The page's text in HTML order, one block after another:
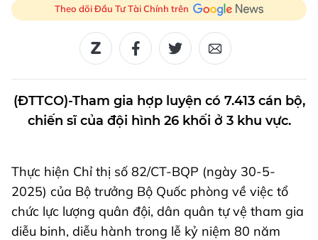
Theo dõi Đầu Tư Tài Chính trên
(ĐTTCO)-Tham gia hợp luyện có 7.413 cán bộ,
chiến sĩ của đội hình 26 khối ở 3 khu vực.
Thực hiện Chỉ thị số 82/CT-BQP (ngày 30-5-
2025) của Bộ trưởng Bộ Quốc phòng về việc tổ
chức lực lượng quân đội, dân quân tự vệ tham gia
diễu binh, diễu hành trong lễ kỷ niệm 80 năm